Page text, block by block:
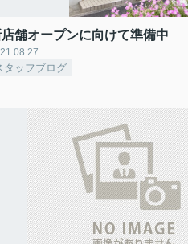
店舗オープンに向けて準備中
タッフブログ